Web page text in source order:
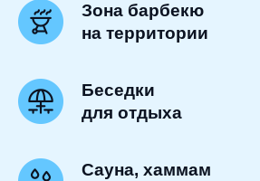
Зона барбекю
на территории
Беседки
для отдыха
Сауна, хаммам